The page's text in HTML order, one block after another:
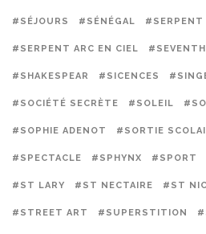
#SÉJOURS #SÉNÉGAL #SERPENT
#SERPENT ARC EN CIEL
#SHAKESPEAR #SICENCES
#SOCIÉTÉ SECRÈTE #SOLEIL
#SOPHIE ADENOT #SORTIE
#SPECTACLE #SPHYNX #SPORT
#ST LARY #ST NECTAIRE #ST
#STREET ART #SUPERSTITION